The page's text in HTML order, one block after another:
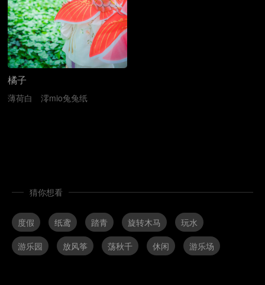
橘子
薄荷白 澪mio兔兔纸
猜你想看
度假 纸鸢 踏青 旋转木马
玩水
游乐园
放风筝 荡秋千 休闲 游乐场